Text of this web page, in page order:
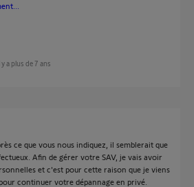
y a plus de 7 ans
ce que vous nous indiquez, il semblerait que
Afin de gérer votre SAV, je vais avoir
et c'est pour cette raison que je viens
continuer votre dépannage en privé.